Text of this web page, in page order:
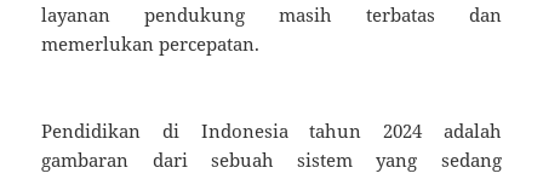
layanan pendukung masih terbatas dan
memerlukan percepatan.
Pendidikan di Indonesia tahun 2024 adalah
gambaran dari sebuah sistem yang sedang